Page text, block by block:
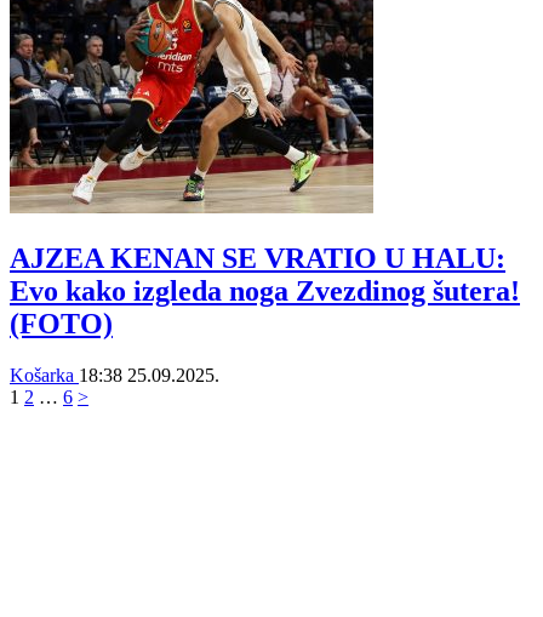
AJZEA KENAN SE VRATIO U HALU:
Evo kako izgleda noga Zvezdinog šutera!
(FOTO)
Košarka 18:38 25.09.2025.
1 2 … 6 >